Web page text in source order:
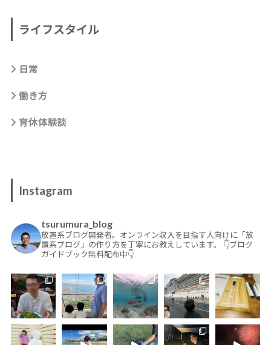
ライフスタイル
日常
働き方
育休体験談
Instagram
tsurumura_blog
放置系ブログ開発者。オンライン収入を目指す人向けに「放
置系ブログ」の作り方を丁寧にお教えしています。
👇ブログ
ガイドブック無料配布中👇